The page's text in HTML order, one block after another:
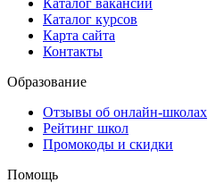
Каталог курсов
Карта сайта
Контакты
Образование
Отзывы об онлайн-школах
Рейтинг школ
Промокоды и скидки
Помощь